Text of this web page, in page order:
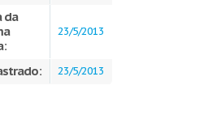
da
23/5/2013
23/5/2013